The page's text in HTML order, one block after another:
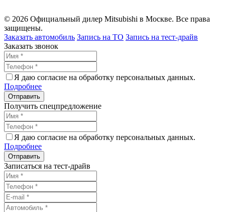
© 2026 Официальный дилер Mitsubishi в Москве. Все права
защищены.
Заказать автомобиль Запись на ТО Запись на тест-драйв
Заказать звонок
Я даю согласие на обработку персональных данных.
Подробнее
Получить спецпредложение
Я даю согласие на обработку персональных данных.
Подробнее
Записаться на тест-драйв